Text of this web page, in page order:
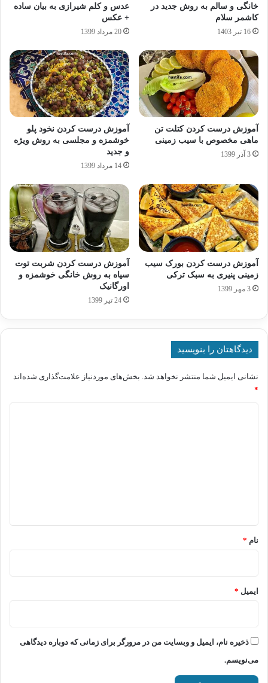
خانگی و سالم به روش جدید در
کاشمر سلام
16 تیر 1403
عدس و کلم شیرازی به بیان ساده
+ عکس
20 مرداد 1399
آموزش درست کردن کتلت تن
ماهی مخصوص با سیب زمینی
3 آذر 1399
آموزش درست کردن نخود پلو
خوشمزه و مجلسی به روش ویژه
و جدید
14 مرداد 1399
آموزش درست کردن بورک سیب
زمینی پنیری به سبک ترکی
3 مهر 1399
آموزش درست کردن شربت توت
سیاه به روش خانگی خوشمزه و
اورگانیک
24 تیر 1399
دیدگاهتان را بنویسید
نشانی ایمیل شما منتشر نخواهد شد. بخش‌های موردنیاز علامت‌گذاری شده‌اند
*
نام *
ایمیل *
ذخیره نام، ایمیل و وبسایت من در مرورگر برای زمانی که دوباره دیدگاهی
می‌نویسم.